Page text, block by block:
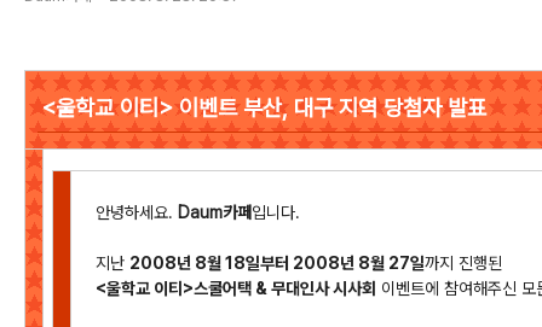
<울학교 이티> 이벤트 부산, 대구 지역 당첨자 발표
안녕하세요. Daum카페입니다.
지난 2008년 8월 18일부터 2008년 8월 27일까지 진행된
<울학교 이티>스쿨어택 & 무대인사 시사회 이벤트에 참여해주신